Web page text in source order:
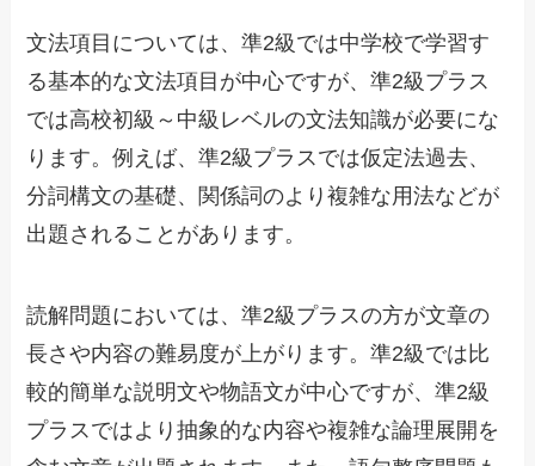
文法項目については、準2級では中学校で学習す
る基本的な文法項目が中心ですが、準2級プラス
では高校初級～中級レベルの文法知識が必要にな
ります。例えば、準2級プラスでは仮定法過去、
分詞構文の基礎、関係詞のより複雑な用法などが
出題されることがあります。
読解問題においては、準2級プラスの方が文章の
長さや内容の難易度が上がります。準2級では比
較的簡単な説明文や物語文が中心ですが、準2級
プラスではより抽象的な内容や複雑な論理展開を